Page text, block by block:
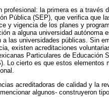
la primera es a través
Pública (SEP), que verifica que
y vigencia de los planes y
a alguna universidad autónoma
las universidades públicas. Sin
existen acreditaciones
Particulares de Educación
Lo cierto es que estos elementos
acreditadoras de calidad y la
algunos- construyeron